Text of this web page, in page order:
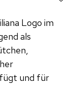
Logo im
als
und für